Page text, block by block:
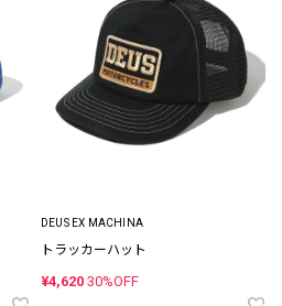
DEUS EX MACHINA
トラッカーハット
¥4,620 30%OFF